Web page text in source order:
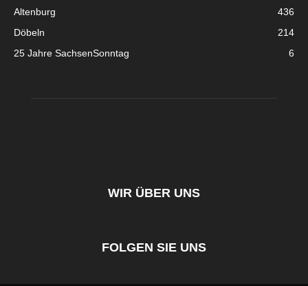
Altenburg
436
Döbeln
214
25 Jahre SachsenSonntag
6
WIR ÜBER UNS
FOLGEN SIE UNS